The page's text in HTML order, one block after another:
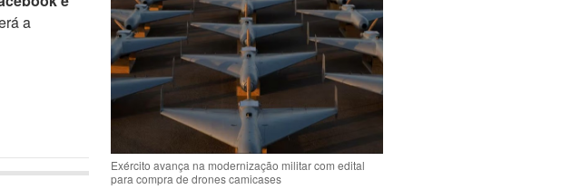
a
Exército avança na modernização militar com edital
para compra de drones camicases